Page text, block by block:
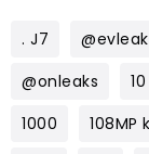
. J7
@onleaks
10
1000
108MP